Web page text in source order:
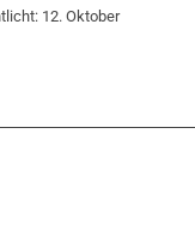
12. Oktober